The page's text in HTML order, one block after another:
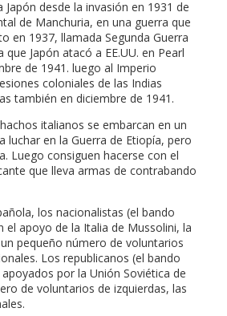
Japón desde la invasión en 1931 de
de Manchuria, en una guerra que
en 1937, llamada Segunda Guerra
que Japón atacó a EE.UU. en Pearl
de 1941. luego al Imperio
coloniales de las Indias
también en diciembre de 1941.
italianos se embarcan en un
luchar en la Guerra de Etiopía, pero
Luego consiguen hacerse con el
que lleva armas de contrabando
los nacionalistas (el bando
el apoyo de la Italia de Mussolini, la
pequeño número de voluntarios
Los republicanos (el bando
por la Unión Soviética de
de voluntarios de izquierdas, las